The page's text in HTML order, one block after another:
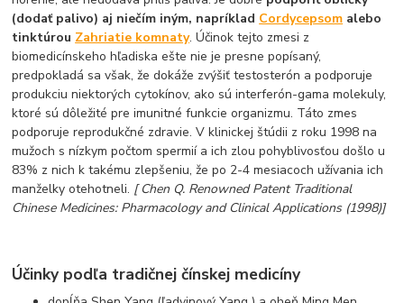
(dodať palivo) aj niečím iným, napríklad Cordycepsom alebo
tinktúrou Zahriatie komnaty. Účinok tejto zmesi z
biomedicínskeho hľadiska ešte nie je presne popísaný,
predpokladá sa však, že dokáže zvýšiť testosterón a podporuje
produkciu niektorých cytokínov, ako sú interferón-gama molekuly,
ktoré sú dôležité pre imunitné funkcie organizmu. Táto zmes
podporuje reprodukčné zdravie. V klinickej štúdii z roku 1998 na
mužoch s nízkym počtom spermií a ich zlou pohyblivosťou došlo u
83% z nich k takému zlepšeniu, že po 2-4 mesiacoch užívania ich
manželky otehotneli. [Chen Q. Renowned Patent Traditional
Chinese Medicines: Pharmacology and Clinical Applications (1998)]
Účinky podľa tradičnej čínskej medicíny